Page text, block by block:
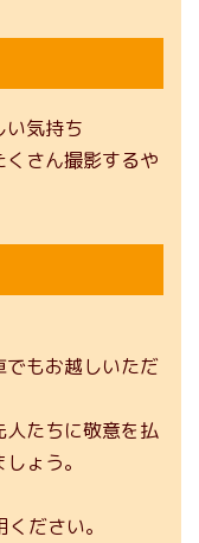
い気持ち
くさん撮影するや
でもお越しいただ
人たちに敬意を払
ょう。
ださい。